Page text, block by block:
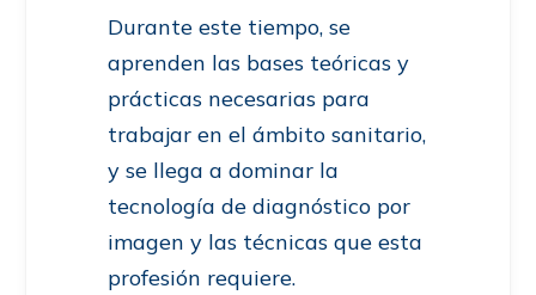
Durante este tiempo, se
aprenden las bases teóricas y
prácticas necesarias para
trabajar en el ámbito sanitario,
y se llega a dominar la
tecnología de diagnóstico por
imagen y las técnicas que esta
profesión requiere.